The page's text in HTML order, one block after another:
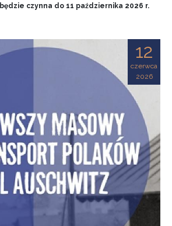
czynna do 11 października 2026 r.
12
czerwca
2026